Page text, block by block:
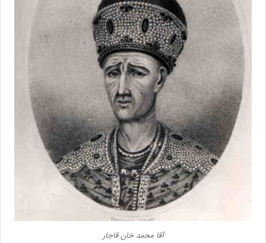
آقا محمد خان قاجار